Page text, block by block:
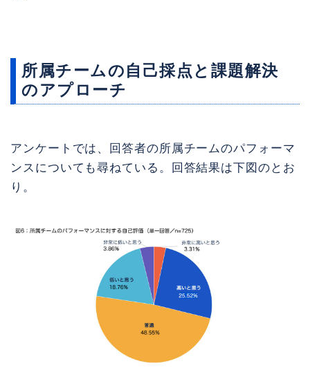
所属チームの自己採点と課題解決
のアプローチ
アンケートでは、回答者の所属チームのパフォーマ
ンスについても尋ねている。回答結果は下図のとお
り。